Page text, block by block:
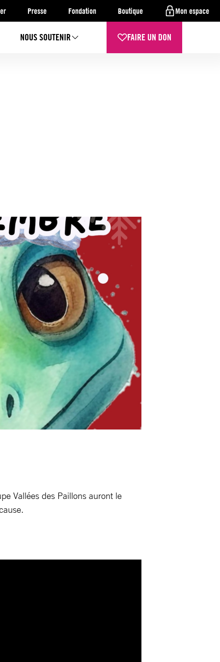
Presse Fondation Boutique Mon espace
NOUS SOUTENIR FAIRE UN DON
Vallées des Paillons auront le